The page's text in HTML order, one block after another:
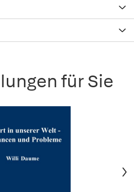
für Sie